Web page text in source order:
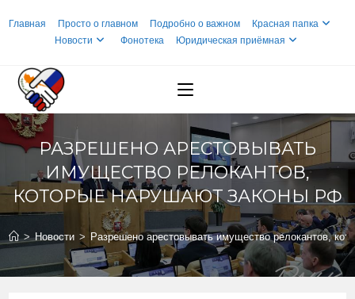
Главная Просто о главном Подробно о важном
Красная папка
Новости
Фонотека Юридическая приёмная
РАЗРЕШЕНО АРЕСТОВЫВАТЬ
ИМУЩЕСТВО РЕЛОКАНТОВ,
КОТОРЫЕ НАРУШАЮТ ЗАКОНЫ РФ
> Новости > Разрешено арестовывать имущество релокантов,